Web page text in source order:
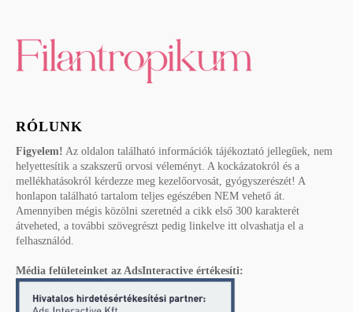
RÓLUNK
Figyelem! Az oldalon található információk tájékoztató jellegűek, nem
helyettesítik a szakszerű orvosi véleményt. A kockázatokról és a
mellékhatásokról kérdezze meg kezelőorvosát, gyógyszerészét! A
honlapon található tartalom teljes egészében NEM vehető át.
Amennyiben mégis közölni szeretnéd a cikk első 300 karakterét
átveheted, a további szövegrészt pedig linkelve itt olvashatja el a
felhasználód.
Média felületeinket az AdsInteractive értékesíti: